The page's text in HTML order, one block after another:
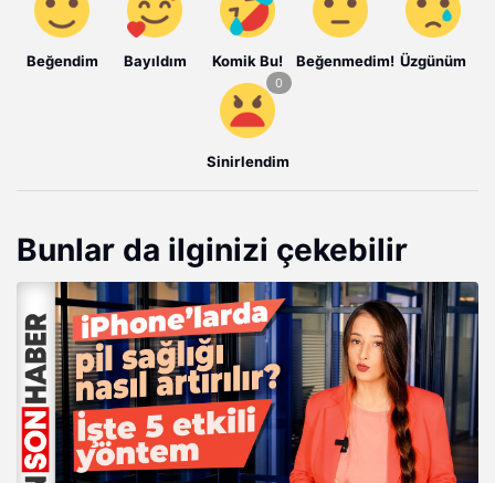
Beğendim Bayıldım Komik Bu! Beğenmedim! Üzgünüm
Sinirlendim
Bunlar da ilginizi çekebilir